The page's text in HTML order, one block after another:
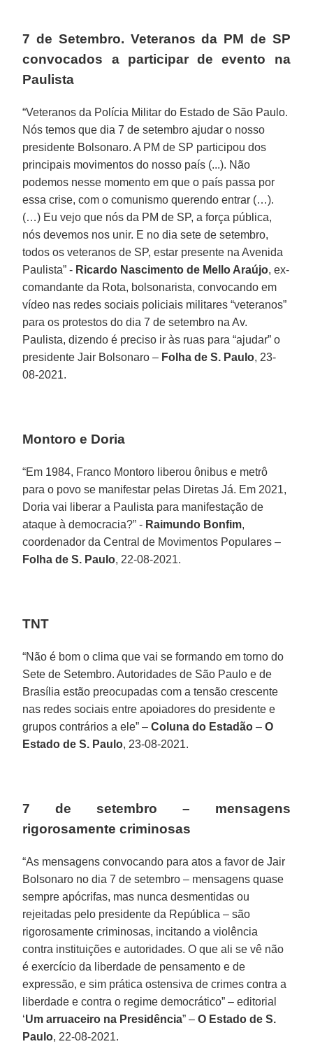
7 de Setembro. Veteranos da PM de SP
convocados a participar de evento na
Paulista
“Veteranos da Polícia Militar do Estado de São Paulo.
Nós temos que dia 7 de setembro ajudar o nosso
presidente Bolsonaro. A PM de SP participou dos
principais movimentos do nosso país (...). Não
podemos nesse momento em que o país passa por
essa crise, com o comunismo querendo entrar (…).
(…) Eu vejo que nós da PM de SP, a força pública,
nós devemos nos unir. E no dia sete de setembro,
todos os veteranos de SP, estar presente na Avenida
Paulista” - Ricardo Nascimento de Mello Araújo, ex-
comandante da Rota, bolsonarista, convocando em
vídeo nas redes sociais policiais militares “veteranos”
para os protestos do dia 7 de setembro na Av.
Paulista, dizendo é preciso ir às ruas para “ajudar” o
presidente Jair Bolsonaro – Folha de S. Paulo, 23-
08-2021.
Montoro e Doria
“Em 1984, Franco Montoro liberou ônibus e metrô
para o povo se manifestar pelas Diretas Já. Em 2021,
Doria vai liberar a Paulista para manifestação de
ataque à democracia?” - Raimundo Bonfim,
coordenador da Central de Movimentos Populares –
Folha de S. Paulo, 22-08-2021.
TNT
“Não é bom o clima que vai se formando em torno do
Sete de Setembro. Autoridades de São Paulo e de
Brasília estão preocupadas com a tensão crescente
nas redes sociais entre apoiadores do presidente e
grupos contrários a ele” –Coluna do Estadão –O
Estado de S. Paulo, 23-08-2021.
7 de setembro – mensagens
rigorosamente criminosas
“As mensagens convocando para atos a favor de Jair
Bolsonaro no dia 7 de setembro – mensagens quase
sempre apócrifas, mas nunca desmentidas ou
rejeitadas pelo presidente da República – são
rigorosamente criminosas, incitando a violência
contra instituições e autoridades. O que ali se vê não
é exercício da liberdade de pensamento e de
expressão, e sim prática ostensiva de crimes contra a
liberdade e contra o regime democrático” – editorial
‘Um arruaceiro na Presidência” –O Estado de S.
Paulo, 22-08-2021.